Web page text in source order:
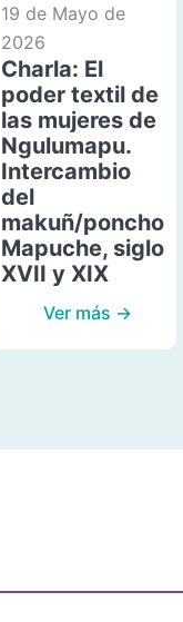
19 de Mayo de
2026
Charla: El
poder textil de
las mujeres de
Ngulumapu.
Intercambio
del
makuñ/poncho
Mapuche, siglo
XVII y XIX
Ver más →